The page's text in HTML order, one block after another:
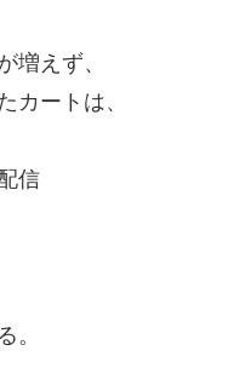
増えず、
カートは、
信
。